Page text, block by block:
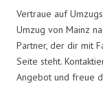
Vertraue auf
Umzug von Mainz
Partner, der dir mit
Seite steht.
Angebot und freue